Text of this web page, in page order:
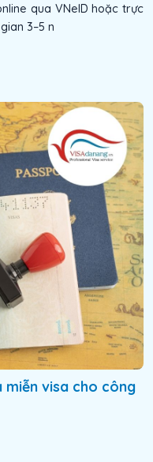
qua VNeID hoặc trực
3–5 n
miễn visa cho công